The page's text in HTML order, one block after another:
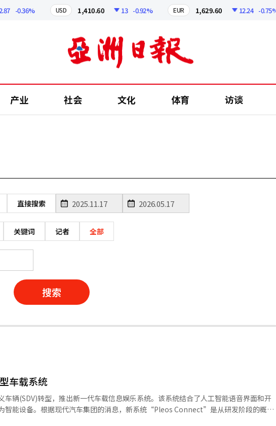
-0.36% USD 1,410.60 13 -0.92% EUR 1,629.60 12.24 -0.75%
产业 社会 文化 体育 访谈
直接搜索
关键词 记者 全部
搜索
车载系统
车辆(SDV)转型，推出新一代车载信息娱乐系统。该系统结合了人工智能语音界面和开
智能设备。根据现代汽车集团的消息，新系统“Pleos Connect”是从研发阶段的概念
结合了大屏幕显示UI、AI语音助手和车载应用市场，实现了车辆控制与内容使用的整